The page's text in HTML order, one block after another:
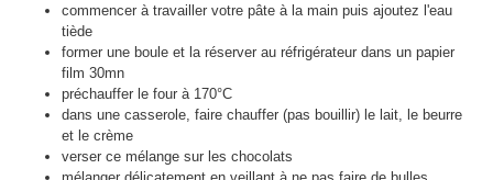
commencer à travailler votre pâte à la main puis ajoutez l'eau
tiède
former une boule et la réserver au réfrigérateur dans un papier
film 30mn
préchauffer le four à 170°C
dans une casserole, faire chauffer (pas bouillir) le lait, le beurre
et le crème
verser ce mélange sur les chocolats